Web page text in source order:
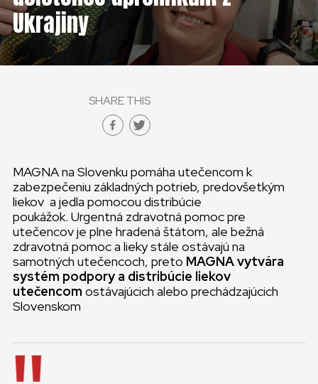
ČESKÁ REPUBLIKA
GLOBAL
ČESKÁ REPUBLIKA
Ukrajiny
SHARE THIS
MAGNA na Slovenku pomáha utečencom k
zabezpečeniu základných potrieb, predovšetkým
liekov a jedla pomocou distribúcie
poukážok. Urgentná zdravotná pomoc pre
utečencov je plne hradená štátom, ale bežná
zdravotná pomoc a lieky stále ostávajú na
samotných utečencoch, preto MAGNA vytvára
systém podpory a distribúcie liekov
utečencom ostávajúcich alebo prechádzajúcich
Slovenskom